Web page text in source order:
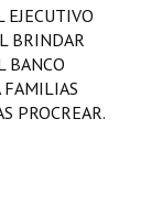
EJECUTIVO
BRINDAR
BANCO
FAMILIAS
PROCREAR.